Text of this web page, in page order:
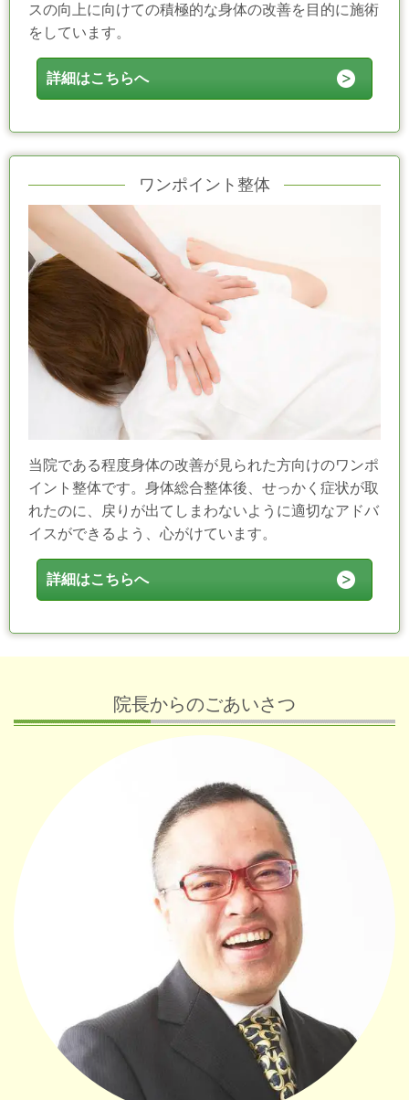
スの向上に向けての積極的な身体の改善を目的に施術
をしています。
詳細はこちらへ
ワンポイント整体
当院である程度身体の改善が見られた方向けのワンポ
イント整体です。身体総合整体後、 せっかく症状が取
れたのに、戻りが出てしまわないように適切なアドバ
イスができるよう、心がけています。
詳細はこちらへ
院長からのごあいさつ